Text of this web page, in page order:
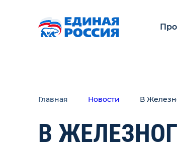
Главная Новости В
В